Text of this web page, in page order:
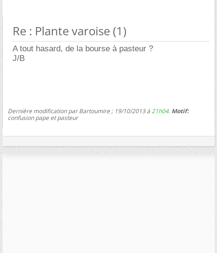
Re : Plante varoise (1)
A tout hasard, de la bourse à pasteur ?
J/B
Dernière modification par Bartoumire ; 19/10/2013 à21h04. Motif:
confusion pape et pasteur